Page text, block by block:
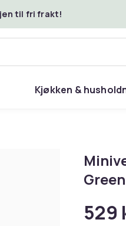
til fri frakt!
Kjøkken &
529